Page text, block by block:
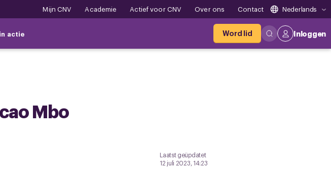
Mijn CNV Academie Actief voor CNV Over ons Contact Nederlands
actie Word lid Inloggen
Mbo
Laatst geüpdatet
12 juli 2023, 14:23